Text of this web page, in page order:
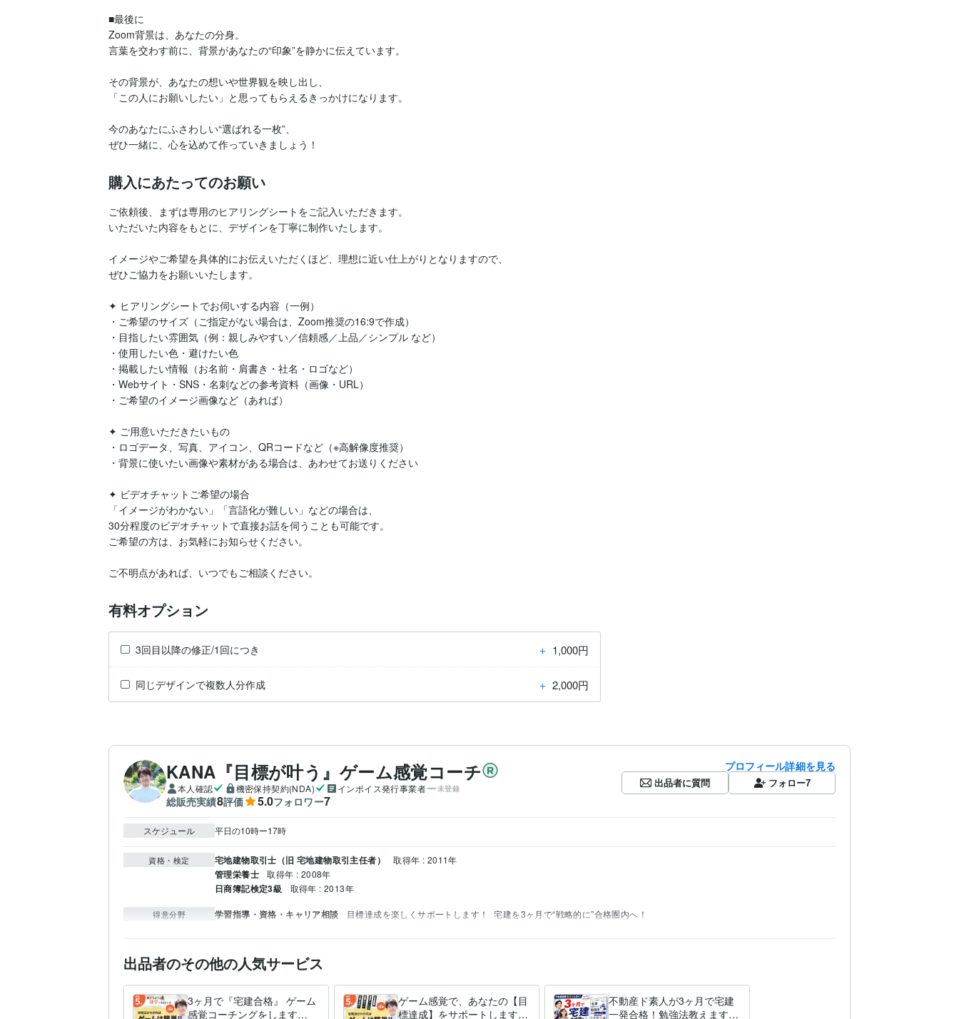
■最後に
Zoom背景は、あなたの分身。
言葉を交わす前に、背景があなたの“印象”を静かに伝えています。
その背景が、あなたの想いや世界観を映し出し、
「この人にお願いしたい」と思ってもらえるきっかけになります。
今のあなたにふさわしい“選ばれる一枚”、
購入にあたってのお願い
ご依頼後、まずは専用のヒアリングシートをご記入いただきます。
いただいた内容をもとに、デザインを丁寧に制作いたします。
イメージやご希望を具体的にお伝えいただくほど、理想に近い仕上がりとなりますので、
ぜひご協力をお願いいたします。
✦ ヒアリングシートでお伺いする内容（一例）
・ご希望のサイズ（ご指定がない場合は、Zoom推奨の16:9で作成）
・目指したい雰囲気（例：親しみやすい／信頼感／上品／シンプル など）
・使用したい色・避けたい色
・掲載したい情報（お名前・肩書き・社名・ロゴなど）
・Webサイト・SNS・名刺などの参考資料（画像・URL）
・ご希望のイメージ画像など（あれば）
✦ ご用意いただきたいもの
・ロゴデータ、写真、アイコン、QRコードなど（※高解像度推奨）
・背景に使いたい画像や素材がある場合は、あわせてお送りください
✦ ビデオチャットご希望の場合
「イメージがわかない」「言語化が難しい」などの場合は、
30分程度のビデオチャットで直接お話を伺うことも可能です。
ご希望の方は、お気軽にお知らせください。
ご不明点があれば、いつでもご相談ください。
有料オプション
3回目以降の修正/1回につき ＋ 1,000円
同じデザインで複数人分作成 ＋ 2,000円
KANA『目標が叶う』ゲーム感覚コーチ
本人確認 機密保持契約(NDA) インボイス発行事業者 未登録
総販売実績8評価 5.0フォロワー7
プロフィール詳細を見る
出品者に質問 フォロー7
スケジュール 平日の10時ー17時
資格・検定 宅地建物取引士（旧 宅地建物取引主任者） 取得年 : 2011年
管理栄養士 取得年 : 2008年
日商簿記検定3級 取得年 : 2013年
得意分野 学習指導・資格・キャリア相談 目標達成を楽しくサポートします！ 宅建を3ヶ月で“戦略的に”合格圏内へ！
出品者のその他の人気サービス
3ヶ月で『宅建合格』 ゲーム
感覚コーチングをします
ゲーム感覚で、あなたの【目
標達成】をサポートします
不動産ド素人が3ヶ月で宅建
一発合格！勉強法教えます